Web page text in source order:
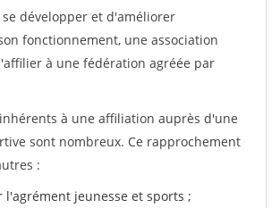
développer et d'améliorer
fonctionnement, une association
à une fédération agréée par
à une affiliation auprès d'une
sont nombreux. Ce rapprochement
:
l'agrément jeunesse et sports ;